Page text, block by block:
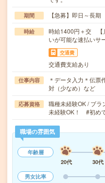
期間 【急募】即日～長
時給
時給1400円＋交 【
いが可能な速払いサ
交通費
交通費支給あり
仕事内容
＊データ入力＊伝票
対（少なめ）など
応募資格
職種未経験OK / ブラ
未経験OK！ #初め
職場の雰囲気
年齢層
20代
30代
男女比率